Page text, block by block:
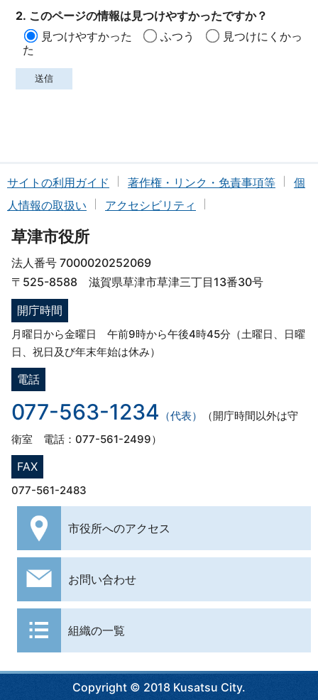
2. このページの情報は見つけやすかったですか？
見つけやすかった
ふつう
見つけにくかっ
た
サイトの利用ガイド 著作権・リンク・免責事項等
個
人情報の取扱い
アクセシビリティ
草津市役所
法人番号 7000020252069
〒525-8588 滋賀県草津市草津三丁目13番30号
開庁時間
月曜日から金曜日 午前9時から午後4時45分（土曜日、日曜
日、祝日及び年末年始は休み）
電話
077-563-1234 （代表）
（開庁時間以外は守
衛室 電話：077-561-2499）
FAX
077-561-2483
市役所へのアクセス
お問い合わせ
組織の一覧
Copyright © 2018 Kusatsu City.